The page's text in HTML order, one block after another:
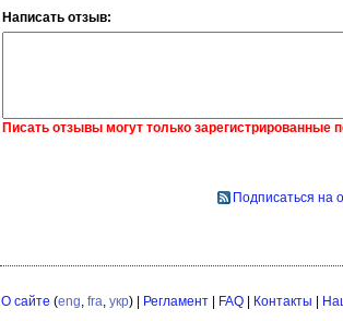
Написать отзыв:
Писать отзывы могут только зарегистрированные
Подписаться на
О сайте (eng, fra, укр) | Регламент| FAQ| Контакты